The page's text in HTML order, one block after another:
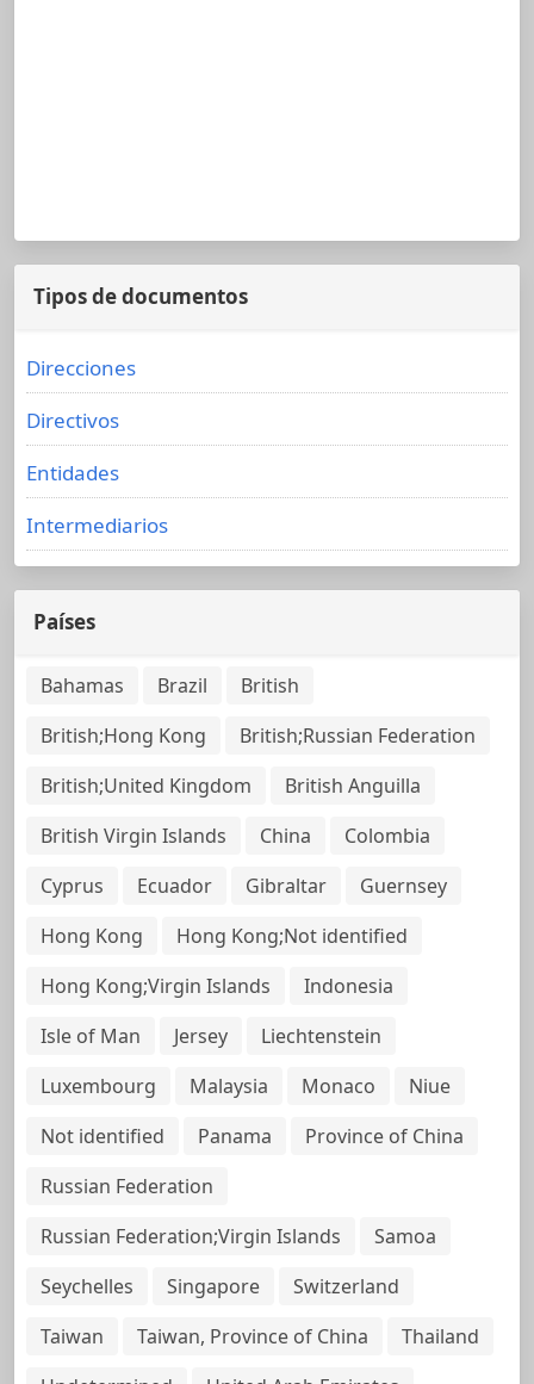
Tipos de documentos
Direcciones
Directivos
Entidades
Intermediarios
Países
Bahamas Brazil
British
British;Hong Kong
British;Russian Federation
British;United Kingdom
British Anguilla
British Virgin Islands
China
Colombia
Cyprus
Ecuador Gibraltar
Guernsey
Hong Kong
Hong Kong;Not identified
Hong Kong;Virgin Islands
Indonesia
Isle of Man
Jersey
Liechtenstein
Luxembourg
Malaysia Monaco
Niue
Not identified
Panama
Province of China
Russian Federation
Russian Federation;Virgin Islands
Samoa
Seychelles
Singapore
Switzerland
Taiwan
Taiwan, Province of China
Thailand